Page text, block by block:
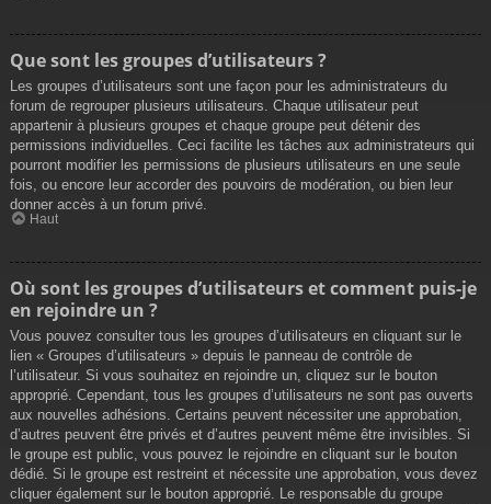
Que sont les groupes d’utilisateurs ?
Les groupes d’utilisateurs sont une façon pour les administrateurs du
forum de regrouper plusieurs utilisateurs. Chaque utilisateur peut
appartenir à plusieurs groupes et chaque groupe peut détenir des
permissions individuelles. Ceci facilite les tâches aux administrateurs qui
pourront modifier les permissions de plusieurs utilisateurs en une seule
fois, ou encore leur accorder des pouvoirs de modération, ou bien leur
donner accès à un forum privé.
Haut
Où sont les groupes d’utilisateurs et comment puis-je
en rejoindre un ?
Vous pouvez consulter tous les groupes d’utilisateurs en cliquant sur le
lien « Groupes d’utilisateurs » depuis le panneau de contrôle de
l’utilisateur. Si vous souhaitez en rejoindre un, cliquez sur le bouton
approprié. Cependant, tous les groupes d’utilisateurs ne sont pas ouverts
aux nouvelles adhésions. Certains peuvent nécessiter une approbation,
d’autres peuvent être privés et d’autres peuvent même être invisibles. Si
le groupe est public, vous pouvez le rejoindre en cliquant sur le bouton
dédié. Si le groupe est restreint et nécessite une approbation, vous devez
cliquer également sur le bouton approprié. Le responsable du groupe